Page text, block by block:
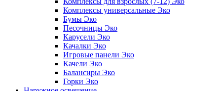
Комплексы универсальные Эко
Бумы Эко
Песочницы Эко
Карусели Эко
Качалки Эко
Игровые панели Эко
Качели Эко
Балансиры Эко
Горки Эко